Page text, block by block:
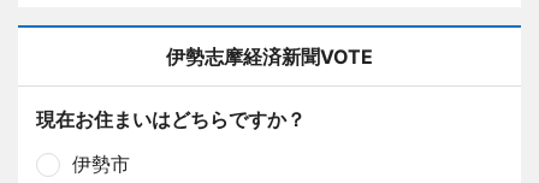
伊勢志摩経済新聞VOTE
現在お住まいはどちらですか？
伊勢市